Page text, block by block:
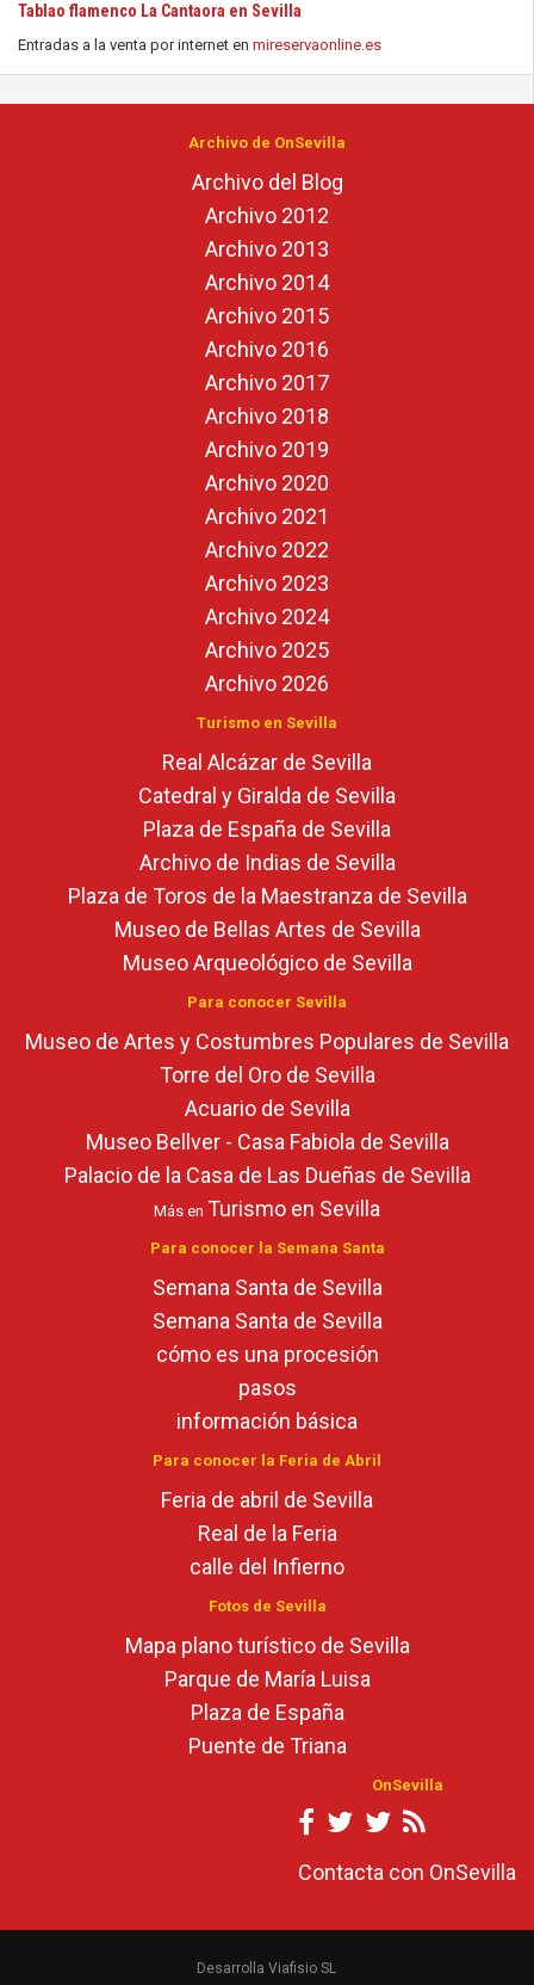
Tablao flamenco La Cantaora en Sevilla
Entradas a la venta por internet en mireservaonline.es
Archivo de OnSevilla
Archivo del Blog
Archivo 2012
Archivo 2013
Archivo 2014
Archivo 2015
Archivo 2016
Archivo 2017
Archivo 2018
Archivo 2019
Archivo 2020
Archivo 2021
Archivo 2022
Archivo 2023
Archivo 2024
Archivo 2025
Archivo 2026
Turismo en Sevilla
Real Alcázar de Sevilla
Catedral y Giralda de Sevilla
Plaza de España de Sevilla
Archivo de Indias de Sevilla
Plaza de Toros de la Maestranza de Sevilla
Museo de Bellas Artes de Sevilla
Museo Arqueológico de Sevilla
Para conocer Sevilla
Museo de Artes y Costumbres Populares de Sevilla
Torre del Oro de Sevilla
Acuario de Sevilla
Museo Bellver - Casa Fabiola de Sevilla
Palacio de la Casa de Las Dueñas de Sevilla
Más en Turismo en Sevilla
Para conocer la Semana Santa
Semana Santa de Sevilla
Semana Santa de Sevilla
cómo es una procesión
pasos
información básica
Para conocer la Feria de Abril
Feria de abril de Sevilla
Real de la Feria
calle del Infierno
Fotos de Sevilla
Mapa plano turístico de Sevilla
Parque de María Luisa
Plaza de España
Puente de Triana
OnSevilla
Contacta con OnSevilla
Desarrolla Viafisio SL